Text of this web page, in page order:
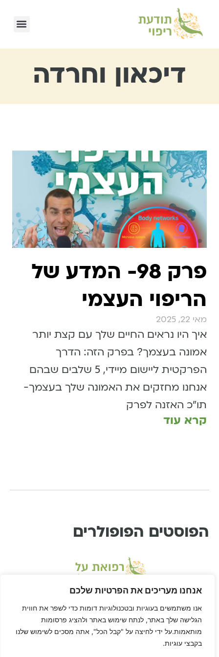
אנחנו מעריכים את הפרטיות שלכם
אנו משתמשים בעוגיות ובטכנולוגיות דומות כדי לשפר את חווית
הגלישה שלך באתר, לנתח שימוש באתר ולהציג פרסומות
מותאמות.על ידי לחיצה על "קבל הכל", אתה מסכים לשימוש שלנו
בקבצי עוגיות.
דיכאון וחרדה
פרק 98- המדע של
הריפוי העצמי
מאי 22, 2025
איך היו נראים החיים שלך עם קצת יותר
אמונה בעצמך? בפרק הזה: הדרך
הפרקטית ליישום מיידי, 5 שלבים שבהם
אנחנו מחזקים את האמונה שלך בעצמך-
תו״כ האזנה לפרק
קרא עוד
הפוסטים הפופולרים
* דיסקליימר: דן הוא לא רופא ורפואת-על היא שיטה בתחום הרפואה המשלימה, ולא